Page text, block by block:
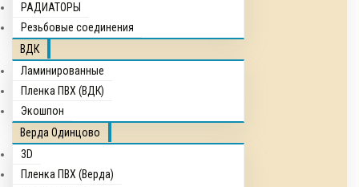
РАДИАТОРЫ
Резьбовые соединения
ВДК
Ламинированные
Пленка ПВХ (ВДК)
Экошпон
Верда Одинцово
3D
Пленка ПВХ (Верда)